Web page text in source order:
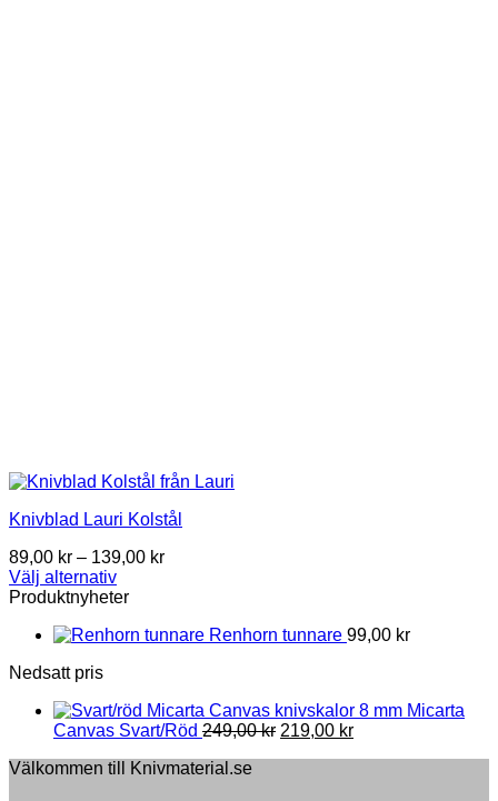
Knivblad Lauri Kolstål
89,00 kr – 139,00 krPrice
139,00 kr
Välj alternativ
This
has
variants.
options
be
chosen
Produktnyheter
Renhorn tunnare 99,00 kr
Nedsatt pris
8 mm Micarta
Canvas Svart/Röd 249,00kr Original
219,00 krCurrent
Välkommen till Knivmaterial.se